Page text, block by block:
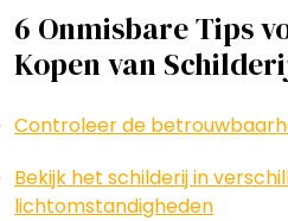
6 Onmisbare Tips
Kopen van
Controleer de
Bekijk het schilderij in
lichtomstandigheden